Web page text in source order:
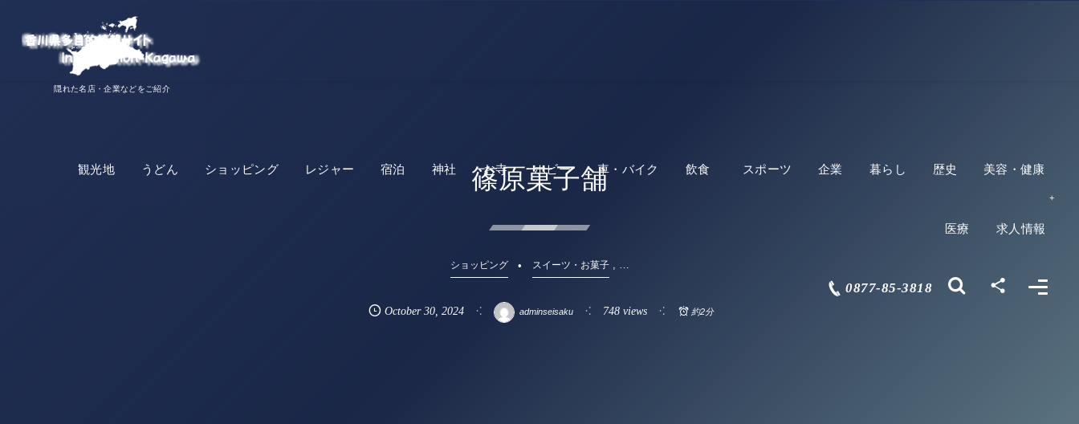
隠れた名店・企業などをご紹介
観光地 うどん ショッピング レジャー 宿泊 神社 お寺 ホビー 車・バイク 飲食 スポーツ 企業 暮らし 歴史 美容・健康
医療 求人情報
0877-85-3818
篠原菓子舗
ショッピング スイーツ・お菓子, …
October 30, 2024 adminseisaku 748 views 約2分